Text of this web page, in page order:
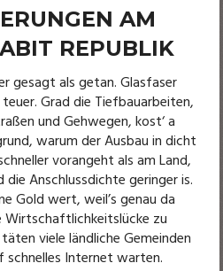
AM
REPUBLIK
gesagt als getan. Glasfaser
Grad die Tiefbauarbeiten,
und Gehwegen, kost‘ a
warum der Ausbau in dicht
vorangeht als am Land,
Anschlussdichte geringer is.
Gold wert, weil’s genau da
Wirtschaftlichkeitslücke zu
viele ländliche Gemeinden
schnelles Internet warten.